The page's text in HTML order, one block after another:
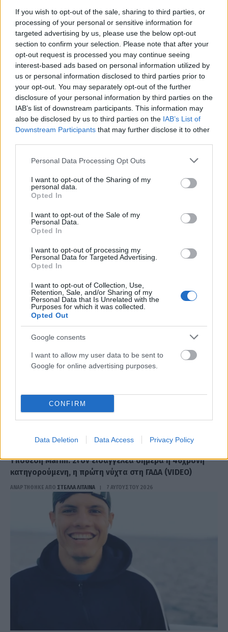
If you wish to opt-out of the sale, sharing to third parties, or
processing of your personal or sensitive information for
targeted advertising by us, please use the below opt-out
section to confirm your selection. Please note that after your
opt-out request is processed you may continue seeing
interest-based ads based on personal information utilized by
us or personal information disclosed to third parties prior to
your opt-out. You may separately opt-out of the further
disclosure of your personal information by third parties on the
IAB’s list of downstream participants. This information may
also be disclosed by us to third parties on the IAB’s List of
Downstream Participants that may further disclose it to other
Please note that this website/app uses one or more Google
not limited to your visit or usage behaviour. You may click to
grant or deny consent to Google and its third-party tags to
use your data for below specified purposes in below Google
consent section.
Personal Data Processing Opt Outs
I want to opt-out of the Sharing of my
personal data.
Opted In
I want to opt-out of the Sale of my
Personal Data.
Opted In
I want to opt-out of processing my
Personal Data for Targeted Advertising.
Opted In
I want to opt-out of Collection, Use,
Retention, Sale, and/or Sharing of my
Personal Data that Is Unrelated with the
Purposes for which it was collected.
Opted Out
Google consents
I want to allow my user data to be sent to
Google for online advertising purposes.
CONFIRM
Data Deletion Data Access Privacy Policy
ΕΛΛΆΔΑ
Φονική σύγκρουση στις Σέρρες: Ι.Χ. συγκρούστηκε με
φορτηγό, δύο νεκροί (PHOTOS & VIDEO)
ΑΝΑΡΤΗΘΗΚΕ ΑΠΟ ΣΤΈΛΛΑ ΛΊΤΑΙΝΑ 7 ΑΥΓΟΎΣΤΟΥ 2026
Τραγωδία στο Γουδί: Νεκρή 53χρονη μετά από πτώση
από τον 5ο όροφο
ΑΝΑΡΤΗΘΗΚΕ ΑΠΟΣΤΈΛΛΑ ΛΊΤΑΙΝΑ 7 ΑΥΓΟΎΣΤΟΥ 2026
Υπόθεση Marfin: Στον εισαγγελέα σήμερα η 46χρονη
κατηγορούμενη, η πρώτη νύχτα στη ΓΑΔΑ (VIDEO)
ΑΝΑΡΤΗΘΗΚΕ ΑΠΟ ΣΤΈΛΛΑ ΛΊΤΑΙΝΑ 7 ΑΥΓΟΎΣΤΟΥ 2026